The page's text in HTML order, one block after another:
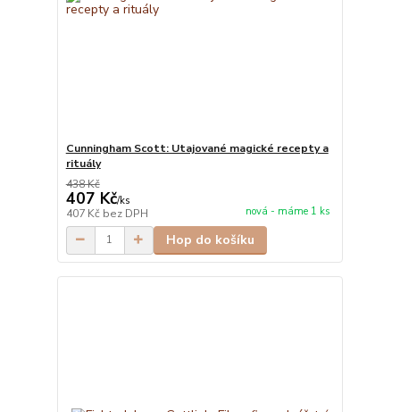
Cunningham Scott: Utajované magické recepty a
rituály
438 Kč
407 Kč/ks
407 Kč bez DPH nová - máme 1 ks
Hop do košíku